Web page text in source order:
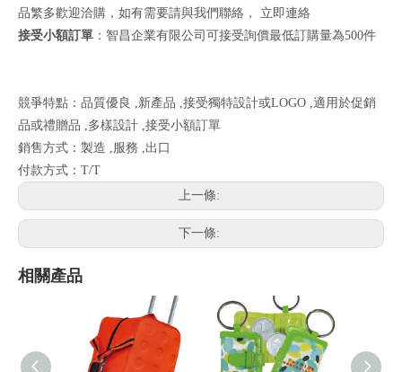
品繁多歡迎洽購，如有需要請與我們聯絡， 立即連絡
接受小額訂單 ：智昌企業有限公司可接受詢價最低訂購量為500件
競爭特點：品質優良 ,新產品 ,接受獨特設計或LOGO ,適用於促銷
品或禮贈品 ,多樣設計 ,接受小額訂單
銷售方式：製造 ,服務 ,出口
付款方式：T/T
上一條:
下一條:
相關產品